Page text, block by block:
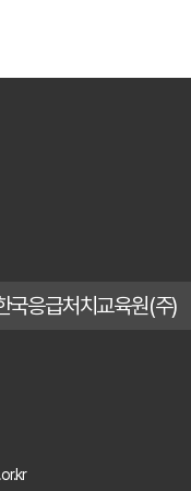
국응급처치교육원(주)